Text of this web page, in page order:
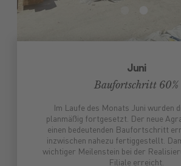
Juni
Baufortschritt 60%
Im Laufe des Monats Juni wurden
planmäßig fortgesetzt. Der neue
einen bedeutenden Baufortschritt
inzwischen nahezu fertiggestellt.
wichtiger Meilenstein bei der
Filiale erreicht.